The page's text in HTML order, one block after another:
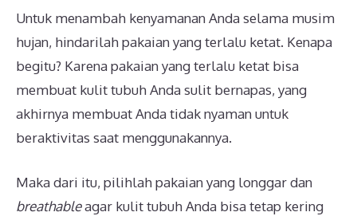
Untuk menambah kenyamanan Anda selama musim
hujan, hindarilah pakaian yang terlalu ketat. Kenapa
begitu? Karena pakaian yang terlalu ketat bisa
membuat kulit tubuh Anda sulit bernapas, yang
akhirnya membuat Anda tidak nyaman untuk
beraktivitas saat menggunakannya.
Maka dari itu, pilihlah pakaian yang longgar dan
breathableagar kulit tubuh Anda bisa tetap kering